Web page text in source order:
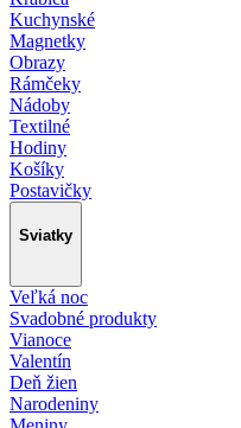
Kuchynské
Magnetky
Obrazy
Rámčeky
Nádoby
Textilné
Hodiny
Košíky
Postavičky
Sviatky
Veľká noc
Svadobné produkty
Vianoce
Valentín
Deň žien
Narodeniny